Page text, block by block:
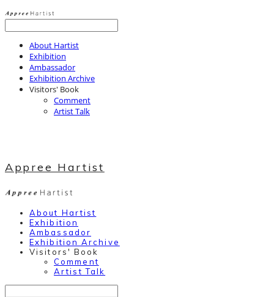
About Hartist
Exhibition
Ambassador
Exhibition Archive
Visitors' Book
Comment
Artist Talk
Appree Hartist
About Hartist
Exhibition
Ambassador
Exhibition Archive
Visitors' Book
Comment
Artist Talk